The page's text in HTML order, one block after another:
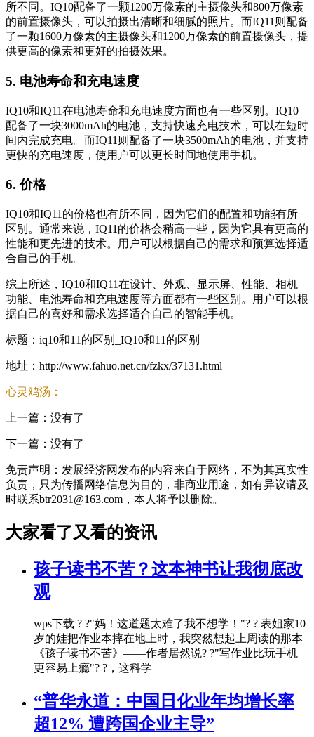
所不同。IQ10配备了一颗1200万像素的主摄像头和800万像素
的前置摄像头，可以拍摄出清晰和细腻的照片。而IQ11则配备
了一颗1600万像素的主摄像头和1200万像素的前置摄像头，提
供更高的像素和更好的拍摄效果。
5. 电池寿命和充电速度
IQ10和IQ11在电池寿命和充电速度方面也有一些区别。IQ10
配备了一块3000mAh的电池，支持快速充电技术，可以在短时
间内完成充电。而IQ11则配备了一块3500mAh的电池，并支持
更快的充电速度，使用户可以更长时间地使用手机。
6. 价格
IQ10和IQ11的价格也有所不同，因为它们的配置和功能有所
区别。通常来说，IQ11的价格会稍高一些，因为它具有更高的
性能和更先进的技术。用户可以根据自己的需求和预算选择适
合自己的手机。
综上所述，IQ10和IQ11在设计、外观、显示屏、性能、相机
功能、电池寿命和充电速度等方面都有一些区别。用户可以根
据自己的喜好和需求选择适合自己的智能手机。
标题：iq10和11的区别_IQ10和11的区别
地址：http://www.fahuo.net.cn/fzkx/37131.html
心灵鸡汤：
上一篇：没有了
下一篇：没有了
免责声明：发展经济网发布的内容来自于网络，不为其真实性
负责，只为传播网络信息为目的，非商业用途，如有异议请及
时联系btr2031@163.com，本人将予以删除。
大家看了又看的资讯
孩子读书不苦？这本神书让我彻底改
观
wps下载 ? ?"妈！这道题太难了我不想学！"? ? 表姐家10
岁的娃把作业本摔在地上时，我突然想起上周读的那本
《孩子读书不苦》——作者居然说? ?"写作业比玩手机
更容易上瘾"? ?，这科学
“普华永道：中国日化业年均增长率
超12% 遭跨国企业主导”